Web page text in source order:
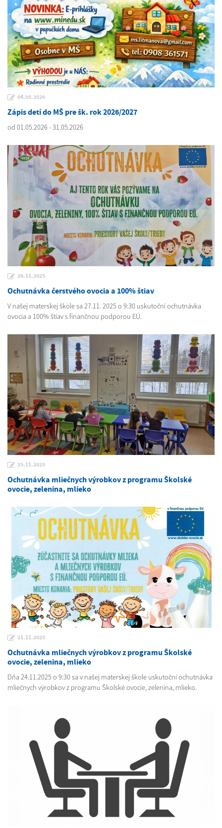
04.05.2026
Zápis detí do MŠ pre šk. rok 2026/2027
od 01.05.2026 - 31.05.2026
26.11.2025
Ochutnávka čerstvého ovocia a 100% štiav
V našej materskej škole sa 27.11. 2025 o 9:30 uskutoční ochutnávka
ovocia a 100% štiav s finančnou podporou EÚ.
25.11.2025
Ochutnávka mliečnych výrobkov z programu Školské
ovocie, zelenina, mlieko
21.11.2025
Ochutnávka mliečnych výrobkov z programu Školské
ovocie, zelenina, mlieko
Dňa 24.11.2025 o 9:30 sa v našej materskej škole uskutoční ochutnávka
mliečnych výrobkov z programu Školské ovocie, zelenina, mlieko.